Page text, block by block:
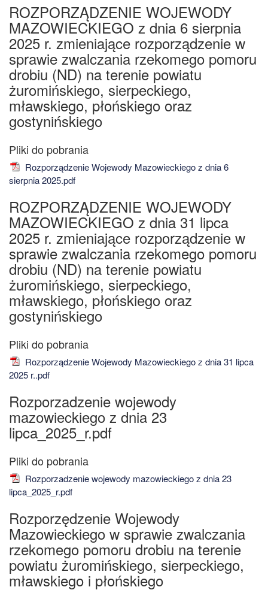
ROZPORZĄDZENIE WOJEWODY
MAZOWIECKIEGO z dnia 6 sierpnia
2025 r. zmieniające rozporządzenie w
sprawie zwalczania rzekomego pomoru
drobiu (ND) na terenie powiatu
żuromińskiego, sierpeckiego,
mławskiego, płońskiego oraz
gostynińskiego
Rozporządzenie Wojewody Mazowieckiego z dnia 6
sierpnia 2025.pdf
ROZPORZĄDZENIE WOJEWODY
MAZOWIECKIEGO z dnia 31 lipca
2025 r. zmieniające rozporządzenie w
sprawie zwalczania rzekomego pomoru
drobiu (ND) na terenie powiatu
żuromińskiego, sierpeckiego,
mławskiego, płońskiego oraz
gostynińskiego
Rozporządzenie Wojewody Mazowieckiego z dnia 31 lipca
2025 r..pdf
Rozporzadzenie wojewody
mazowieckiego z dnia 23
lipca_2025_r.pdf
Rozporzadzenie wojewody mazowieckiego z dnia 23
lipca_2025_r.pdf
Rozporzędzenie Wojewody
Mazowieckiego w sprawie zwalczania
rzekomego pomoru drobiu na terenie
powiatu żuromińskiego, sierpeckiego,
mławskiego i płońskiego